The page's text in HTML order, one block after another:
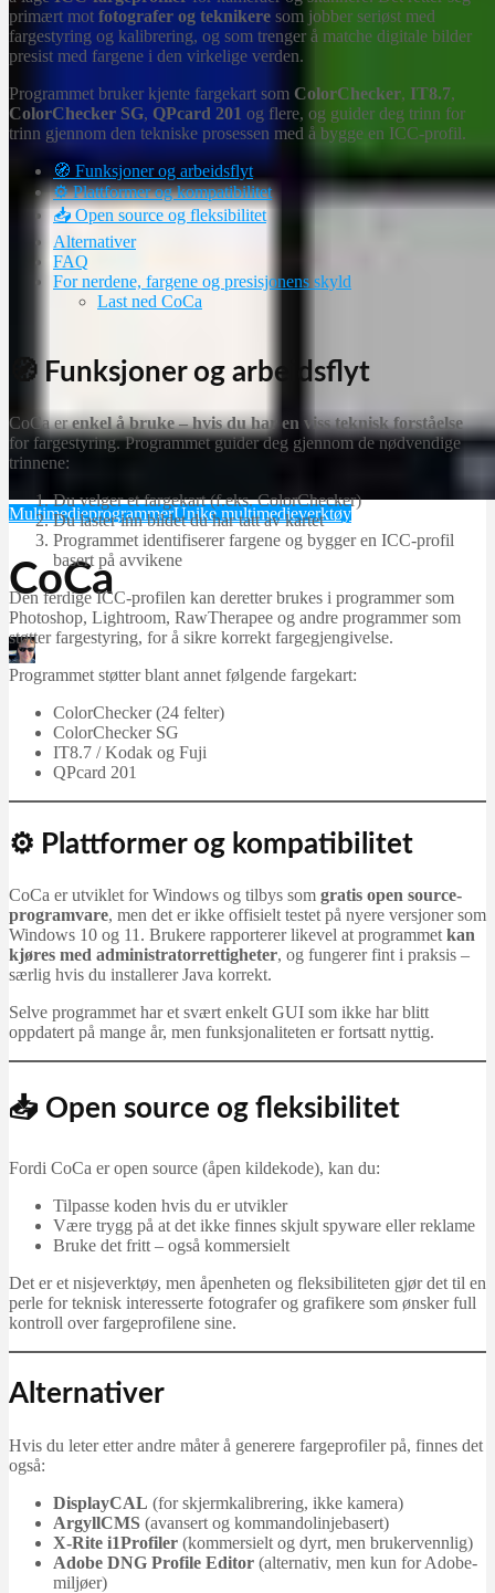
MultimedieprogrammerUnike multimedieverktøy
CoCa
oktober 31, 2025
primært mot fotografer og teknikere som jobber seriøst med
fargestyring og kalibrering, og som trenger å matche digitale bilder
presist med fargene i den virkelige verden.
Programmet bruker kjente fargekart som ColorChecker, IT8.7,
ColorChecker SG, QPcard 201 og flere, og guider deg trinn for
trinn gjennom den tekniske prosessen med å bygge en ICC-profil.
🧭 Funksjoner og arbeidsflyt
⚙️ Plattformer og kompatibilitet
📥 Open source og fleksibilitet
Alternativer
FAQ
For nerdene, fargene og presisjonens skyld
Last ned CoCa
🧭 Funksjoner og arbeidsflyt
CoCa erenkel å bruke – hvis du har en viss teknisk forståelse
for fargestyring. Programmet guider deg gjennom de nødvendige
trinnene:
Du velger et fargekart (f.eks. ColorChecker)
Du laster inn bildet du har tatt av kartet
Programmet identifiserer fargene og bygger en ICC-profil
basert på avvikene
Den ferdige ICC-profilen kan deretter brukes i programmer som
Photoshop, Lightroom, RawTherapee og andre programmer som
støtter fargestyring, for å sikre korrekt fargegjengivelse.
Programmet støtter blant annet følgende fargekart:
ColorChecker (24 felter)
ColorChecker SG
IT8.7 / Kodak og Fuji
QPcard 201
⚙️ Plattformer og kompatibilitet
CoCa er utviklet for Windows og tilbys som gratis open source-
programvare, men det er ikke offisielt testet på nyere versjoner som
Windows 10 og 11. Brukere rapporterer likevel at programmet kan
kjøres med administratorrettigheter, og fungerer fint i praksis –
særlig hvis du installerer Java korrekt.
Selve programmet har et svært enkelt GUI som ikke har blitt
oppdatert på mange år, men funksjonaliteten er fortsatt nyttig.
📥 Open source og fleksibilitet
Fordi CoCa er open source (åpen kildekode), kan du:
Tilpasse koden hvis du er utvikler
Være trygg på at det ikke finnes skjult spyware eller reklame
Bruke det fritt – også kommersielt
Det er et nisjeverktøy, men åpenheten og fleksibiliteten gjør det til en
perle for teknisk interesserte fotografer og grafikere som ønsker full
kontroll over fargeprofilene sine.
Alternativer
Hvis du leter etter andre måter å generere fargeprofiler på, finnes det
også:
DisplayCAL (for skjermkalibrering, ikke kamera)
ArgyllCMS (avansert og kommandolinjebasert)
X-Rite i1Profiler (kommersielt og dyrt, men brukervennlig)
Adobe DNG Profile Editor (alternativ, men kun for Adobe-
miljøer)